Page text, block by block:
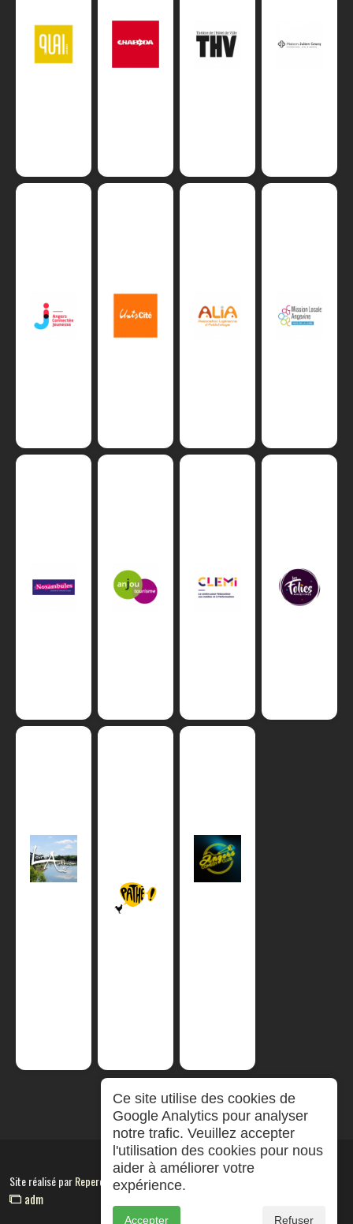
Site réalisé parRepereCom
adm
Ce site utilise des cookies de
Google Analytics pour analyser
notre trafic. Veuillez accepter
l'utilisation des cookies pour nous
aider à améliorer votre
expérience.
Accepter Refuser